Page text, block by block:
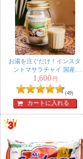
お湯を注ぐだけ！インスタ
ントマサラチャイ 国産
HOKKAIDO MASALA CHAI
たっぷり250g グラスフェッ
ド
1,600 円
(49)
カートに入れる